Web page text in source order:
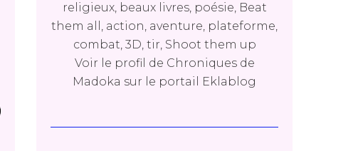
religieux, beaux livres, poésie, Beat
them all, action, aventure, plateforme,
combat, 3D, tir, Shoot them up
Voir le profil de Chroniques de
Madoka sur le portail Eklablog